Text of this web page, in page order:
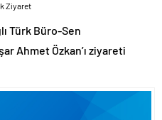
Karnesi
FK Kupaya Ne Zaman Dahil
Karşılandı
Ziyaret
Türk Büro-Sen
Ahmet Özkan’ı ziyareti